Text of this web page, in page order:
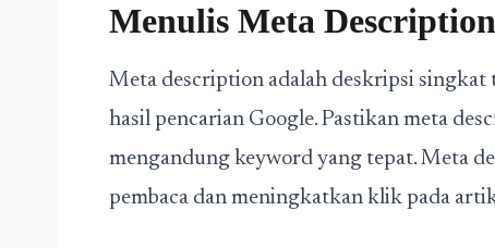
Menulis Meta
Meta description adalah deskripsi
hasil pencarian Google. Pastikan meta
mengandung keyword yang tepat. Meta
pembaca dan meningkatkan klik pada